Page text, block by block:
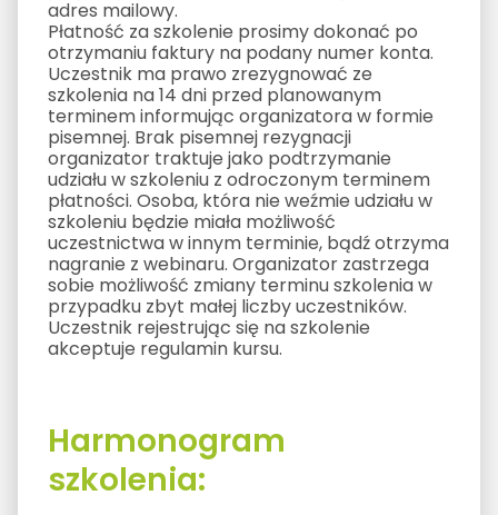
adres mailowy.
Płatność za szkolenie prosimy dokonać po
otrzymaniu faktury na podany numer konta.
Uczestnik ma prawo zrezygnować ze
szkolenia na 14 dni przed planowanym
terminem informując organizatora w formie
pisemnej. Brak pisemnej rezygnacji
organizator traktuje jako podtrzymanie
udziału w szkoleniu z odroczonym terminem
płatności. Osoba, która nie weźmie udziału w
szkoleniu będzie miała możliwość
uczestnictwa w innym terminie, bądź otrzyma
nagranie z webinaru. Organizator zastrzega
sobie możliwość zmiany terminu szkolenia w
przypadku zbyt małej liczby uczestników.
Uczestnik rejestrując się na szkolenie
akceptuje regulamin kursu.
Harmonogram
szkolenia: